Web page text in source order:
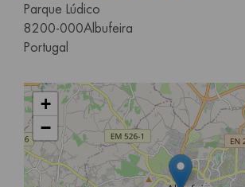
Parque Lúdico
8200-000Albufeira
Portugal
+
−